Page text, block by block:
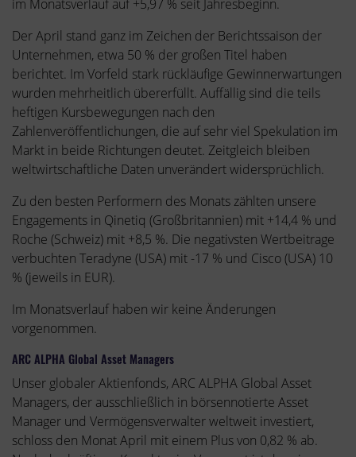
im Monatsverlauf auf +5,97 % seit Jahresbeginn.
Der April stand ganz im Zeichen der Berichtssaison der
Unternehmen, etwa 50 % der großen Titel haben
berichtet. Im Vorfeld stark rückläufige Gewinnerwartungen
wurden mehrheitlich übererfüllt. Auffällig sind die teils
heftigen Kursbewegungen nach den
Zahlenveröffentlichungen, die auf sehr viel Spekulation im
Markt in beide Richtungen deutet. Zeitgleich bleiben
weltwirtschaftliche Daten unverändert widersprüchlich.
Zu den besten Performern des Monats zählten unsere
Engagements in Qinetiq (Großbritannien) mit +14,4 % und
Roche (Schweiz) mit +8,5 %. Die negativsten Wertbeitrage
verbuchten Teradyne (USA) mit -17 % und Cisco (USA) 10
% (jeweils in EUR).
Im Monatsverlauf haben wir keine Änderungen
vorgenommen.
ARC ALPHA Global Asset Managers
Unser globaler Aktienfonds, ARC ALPHA Global Asset
Managers, der ausschließlich in börsennotierte Asset
Manager und Vermögensverwalter weltweit investiert,
schloss den Monat April mit einem Plus von 0,82 % ab.